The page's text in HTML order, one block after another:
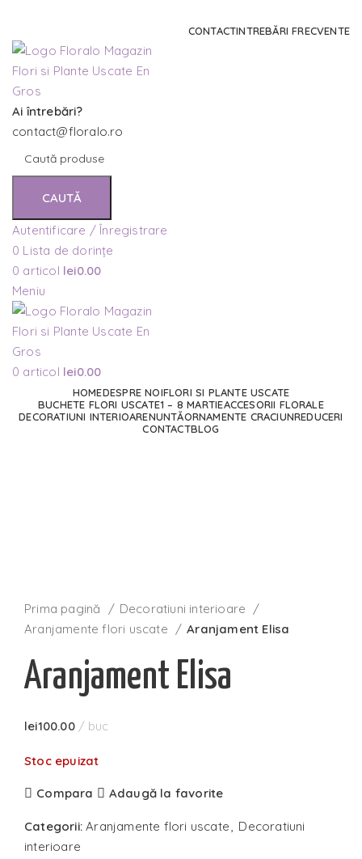
CONTACTINTREBĂRI FRECVENTE
Ai întrebări?
contact@floralo.ro
CAUTĂ
Autentificare / Înregistrare
0 Lista de dorințe
0 articol lei0.00
Meniu
0 articol lei0.00
HOMEDESPRE NOIFLORI SI PLANTE USCATE
BUCHETE FLORI USCATE1 – 8 MARTIEACCESORII FLORALE
DECORATIUNI INTERIOARENUNTĂORNAMENTE CRACIUNREDUCERI
CONTACTBLOG
Prima pagină
Decoratiuni interioare
Aranjamente flori uscate
Aranjament Elisa
Aranjament Elisa
lei100.00 buc
Stoc epuizat
Compara Adaugă la favorite
Categorii: Aranjamente flori uscate
Decoratiuni
interioare